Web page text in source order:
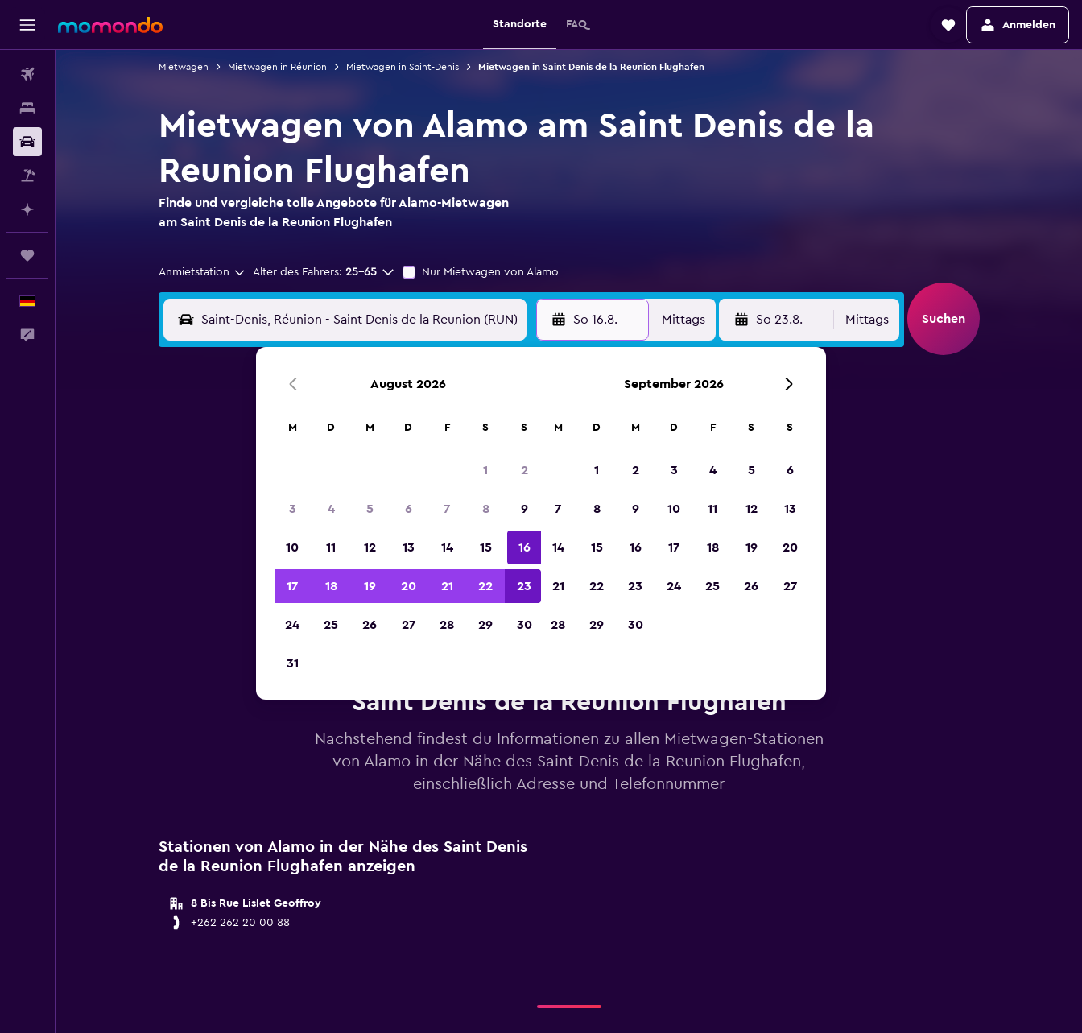
Standorte FAQ Anmelden
Mietwagen Mietwagen in Réunion Mietwagen in Saint-Denis Mietwagen in Saint Denis de la Reunion Flughafen
Mietwagen von Alamo am Saint Denis de la
Reunion Flughafen
Finde und vergleiche tolle Angebote für Alamo-Mietwagen
am Saint Denis de la Reunion Flughafen
Anmietstation Alter des Fahrers: 25-65 Nur Mietwagen von Alamo
So 16.8. Mittags So 23.8. Mittags Suchen
Sieger 2023 gekürt
Saint Denis de la Reunion Flughafen
Nachstehend findest du Informationen zu allen Mietwagen-Stationen
von Alamo in der Nähe des Saint Denis de la Reunion Flughafen,
einschließlich Adresse und Telefonnummer
Stationen von Alamo in der Nähe des Saint Denis
de la Reunion Flughafen anzeigen
8 Bis Rue Lislet Geoffroy
+262 262 20 00 88
August 2026
M D M D F S S
1 2
3 4 5 6 7 8 9
10 11 12 13 14 15 16
17 18 19 20 21 22 23
24 25 26 27 28 29 30
31
September 2026
M D M D F S S
1 2 3 4 5 6
7 8 9 10 11 12 13
14 15 16 17 18 19 20
21 22 23 24 25 26 27
28 29 30